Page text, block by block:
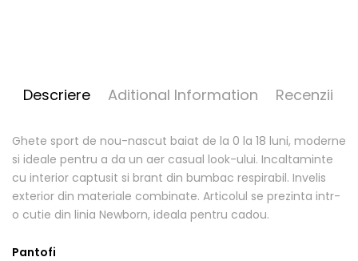
Descriere Aditional Information Recenzii
Ghete sport de nou-nascut baiat de la 0 la 18 luni, moderne
si ideale pentru a da un aer casual look-ului. Incaltaminte
cu interior captusit si brant din bumbac respirabil. Invelis
exterior din materiale combinate. Articolul se prezinta intr-
o cutie din linia Newborn, ideala pentru cadou.
Pantofi